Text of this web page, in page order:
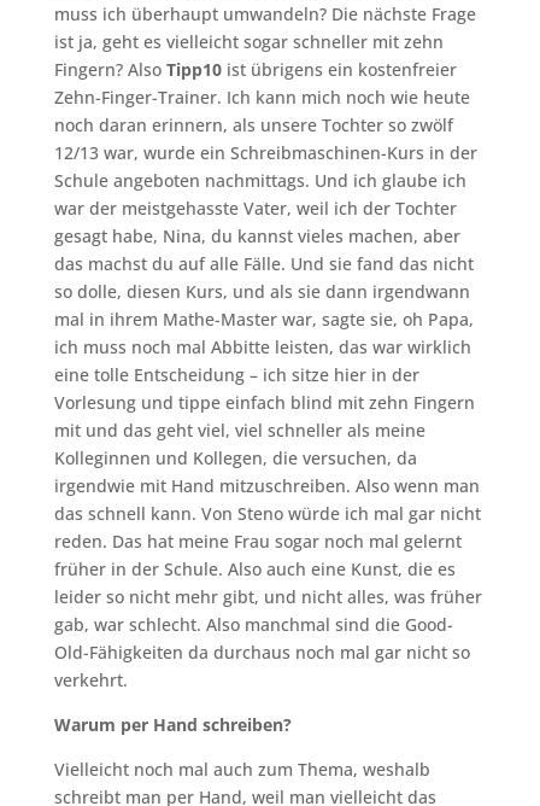
muss ich überhaupt umwandeln? Die nächste Frage
ist ja, geht es vielleicht sogar schneller mit zehn
Fingern? Also Tipp10ist übrigens ein kostenfreier
Zehn-Finger-Trainer. Ich kann mich noch wie heute
noch daran erinnern, als unsere Tochter so zwölf
12/13 war, wurde ein Schreibmaschinen-Kurs in der
Schule angeboten nachmittags. Und ich glaube ich
war der meistgehasste Vater, weil ich der Tochter
gesagt habe, Nina, du kannst vieles machen, aber
das machst du auf alle Fälle. Und sie fand das nicht
so dolle, diesen Kurs, und als sie dann irgendwann
mal in ihrem Mathe-Master war, sagte sie, oh Papa,
ich muss noch mal Abbitte leisten, das war wirklich
eine tolle Entscheidung – ich sitze hier in der
Vorlesung und tippe einfach blind mit zehn Fingern
mit und das geht viel, viel schneller als meine
Kolleginnen und Kollegen, die versuchen, da
irgendwie mit Hand mitzuschreiben. Also wenn man
das schnell kann. Von Steno würde ich mal gar nicht
reden. Das hat meine Frau sogar noch mal gelernt
früher in der Schule. Also auch eine Kunst, die es
leider so nicht mehr gibt, und nicht alles, was früher
gab, war schlecht. Also manchmal sind die Good-
Old-Fähigkeiten da durchaus noch mal gar nicht so
verkehrt.
Warum per Hand schreiben?
Vielleicht noch mal auch zum Thema, weshalb
schreibt man per Hand, weil man vielleicht das